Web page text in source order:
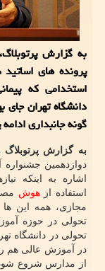
به گزارش
پرونده های
استخدامی که
دانشگاه تهران
گونه جانبداری
به گزارش پرتوبلاگ
دوازدهمین
اشاره به اینکه
استفاده ازهوش
مجازی، همه این ها
تحولی در حوزه
تحولی در دانشگاه
در آموزش عالی هم
از مدارس شروع شود،